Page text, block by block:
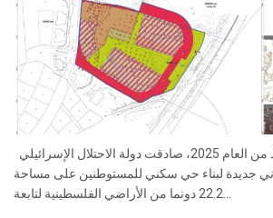
جديدة لبناء حي سكني للمستوطنين على مساحة